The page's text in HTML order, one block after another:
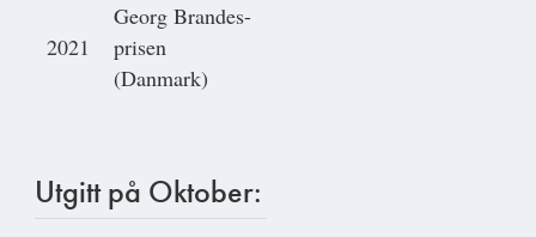
2021
Georg Brandes-
prisen
(Danmark)
Utgitt på Oktober: